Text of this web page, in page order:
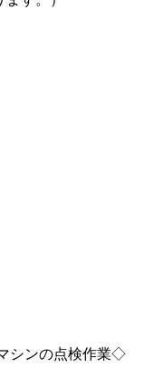
シンの点検作業◇